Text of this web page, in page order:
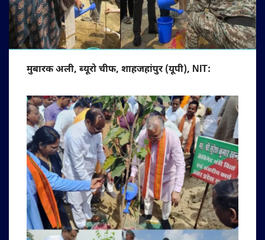
मुबारक अली, ब्यूरो चीफ, ‎शाहजहांपुर‌ (यूपी), NIT: